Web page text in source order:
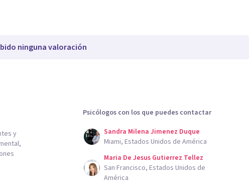
ninguna valoración
y
Psicólogos con los que puedes contactar
Sandra Milena Jimenez Duque
Miami, Estados Unidos de América
Maria De Jesus Gutierrez Tellez
San Francisco, Estados Unidos de
América